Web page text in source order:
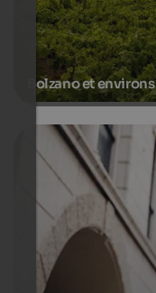
Bolzano et environs